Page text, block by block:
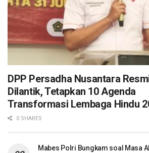
DPP Persadha Nusantara
Dilantik, Tetapkan 10 Agenda
Transformasi Lembaga Hindu
0 SHARES
Mabes Polri Bungkam soal Masa